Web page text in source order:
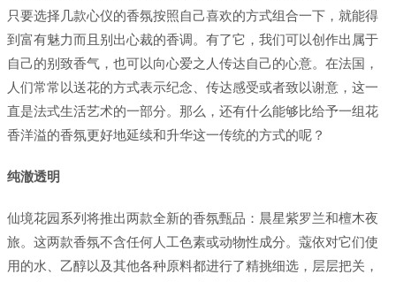
只要选择几款心仪的香氛按照自己喜欢的方式组合一下，就能得
到富有魅力而且别出心裁的香调。有了它，我们可以创作出属于
自己的别致香气，也可以向心爱之人传达自己的心意。在法国，
人们常常以送花的方式表示纪念、传达感受或者致以谢意，这一
直是法式生活艺术的一部分。那么，还有什么能够比给予一组花
香洋溢的香氛更好地延续和升华这一传统的方式的呢？
纯澈透明
仙境花园系列将推出两款全新的香氛甄品：晨星紫罗兰和檀木夜
旅。这两款香氛不含任何人工色素或动物性成分。蔻依对它们使
用的水、乙醇以及其他各种原料都进行了精挑细选，层层把关，